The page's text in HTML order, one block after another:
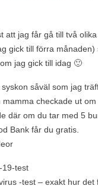
att jag får gå till två
gick till förra månaden)
jag gick till idag 🙂
såväl som jag
checkade ut om
där om du tar med 5
Bank får du gratis.
19-test
-test – exakt hur det